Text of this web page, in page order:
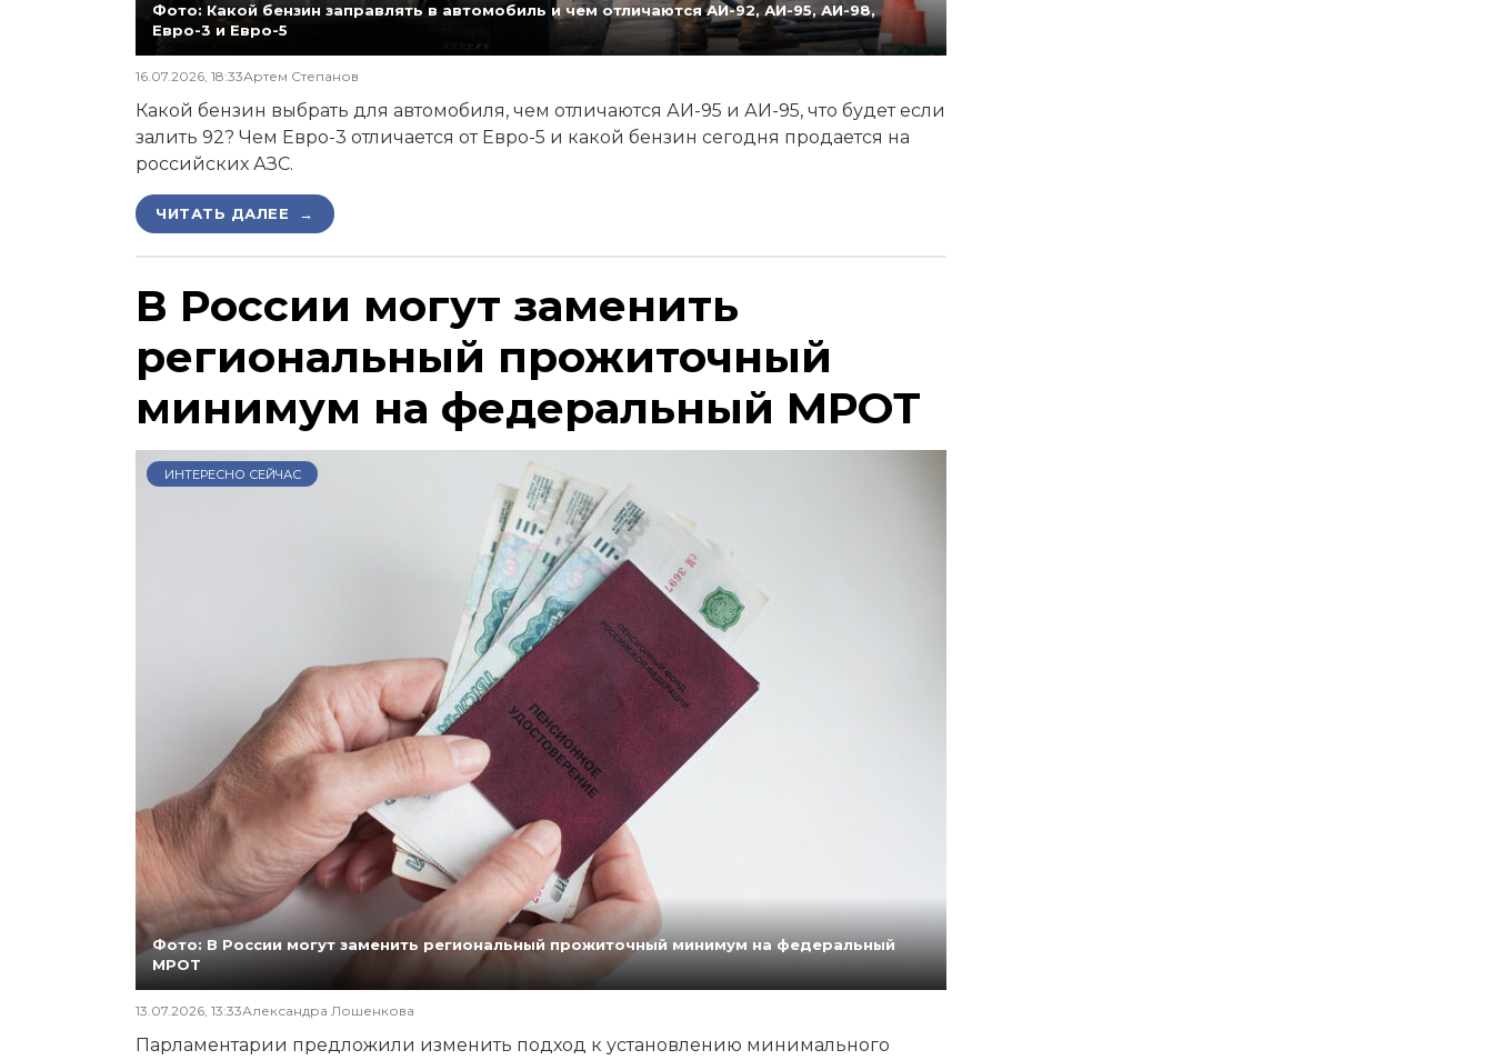
Фото: Какой бензин заправлять в автомобиль и чем отличаются АИ-92, АИ-95, АИ-98,
Евро-3 и Евро-5
16.07.2026, 18:33Артем Степанов
Какой бензин выбрать для автомобиля, чем отличаются АИ-95 и АИ-95, что будет если
залить 92? Чем Евро-3 отличается от Евро-5 и какой бензин сегодня продается на
российских АЗС.
ЧИТАТЬ ДАЛЕЕ →
В России могут заменить
региональный прожиточный
минимум на федеральный МРОТ
ИНТЕРЕСНО СЕЙЧАС
Фото: В России могут заменить региональный прожиточный минимум на федеральный
МРОТ
13.07.2026, 13:33Александра Лошенкова
Парламентарии предложили изменить подход к установлению минимального